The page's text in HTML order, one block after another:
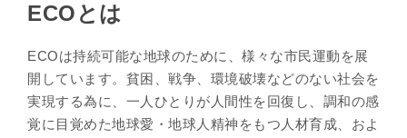
ECOとは
ECOは持続可能な地球のために、様々な市民運動を展
開しています。貧困、戦争、環境破壊などのない社会を
実現する為に、一人ひとりが人間性を回復し、調和の感
覚に目覚めた地球愛・地球人精神をもつ人材育成、およ